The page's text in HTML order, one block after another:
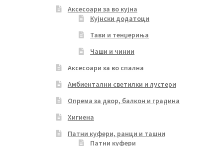
Аксесоари за во кујна
Кујнски додатоци
Тави и тенџериња
Чаши и чинии
Аксесоари за во спална
Амбиентални светилки и лустери
Опрема за двор, балкон и градина
Хигиена
Патни куфери, ранци и ташни
Патни куфери